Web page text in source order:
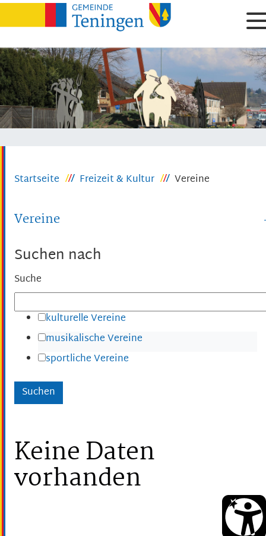
Startseite Freizeit & Kultur Vereine
Vereine
Suchen nach
Suche
kulturelle Vereine
musikalische Vereine
sportliche Vereine
Keine Daten
vorhanden